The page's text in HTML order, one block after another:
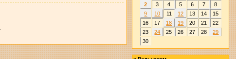
2
3 4 5 6 7
8
9
10 11 12 13 14
15
16
17 18 19 20 21
22
23
24 25 26 27 28
29
30